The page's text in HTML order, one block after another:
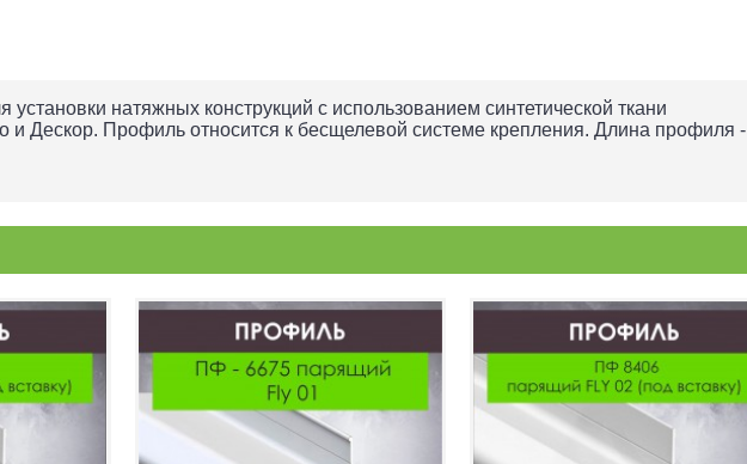
установки натяжных конструкций с использованием синтетической ткани
и Дескор. Профиль относится к бесщелевой системе крепления. Длина профиля -